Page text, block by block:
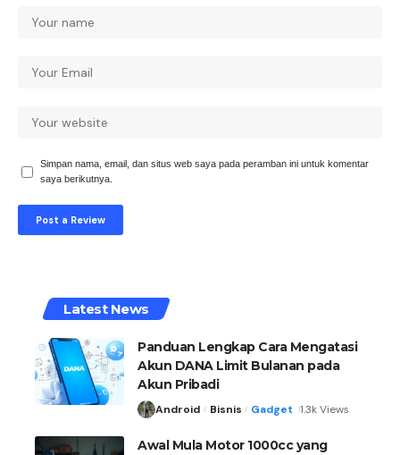
Simpan nama, email, dan situs web saya pada peramban ini untuk komentar
saya berikutnya.
Latest News
Panduan Lengkap Cara Mengatasi
Akun DANA Limit Bulanan pada
Akun Pribadi
Android Bisnis Gadget 1.3k Views
Awal Mula Motor 1000cc yang